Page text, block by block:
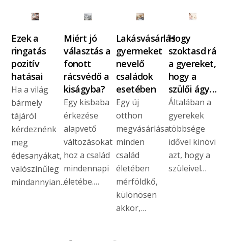
Ezek a
ringatás
pozitív
hatásai
Ha a világ
bármely
tájáról
kérdeznénk
meg
édesanyákat,
valószínűleg
mindannyian…
Miért jó
választás a
fonott
rácsvédő a
kiságyba?
Egy kisbaba
érkezése
alapvető
változásokat
hoz a család
mindennapi
életébe.…
Lakásvásárlás
gyermeket
nevelő
családok
esetében
Egy új
otthon
megvásárlása
minden
család
életében
mérföldkő,
különösen
akkor,…
Hogy
szoktasd rá
a gyereket,
hogy a
szülői ágy…
Általában a
gyerekek
többsége
idővel kinövi
azt, hogy a
szüleivel…